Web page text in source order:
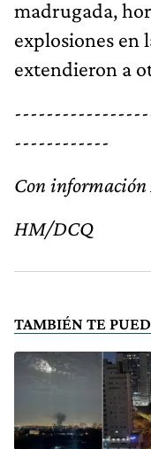
madrugada,
explosiones en
extendieron a
------------
Con información
HM/DCQ
TAMBIÉN TE